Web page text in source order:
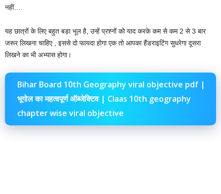
नहीं….
यह छात्रों के लिए बहुत बड़ा भूल है, उन्हें प्रश्नों को याद करके कम से कम 2 से 3 बार
जरूर लिखना चाहिए , इससे दो फायदा होगा एक तो आपका हैंडराइटिंग सुधरेगा दूसरा
लिखने का भी अभ्यास होगा।
Bihar Board 10th Geography viral objective pdf |
भूगोल का महत्वपूर्ण ऑब्जेक्टिव | Claas 10th geography
chapter wise viral objective